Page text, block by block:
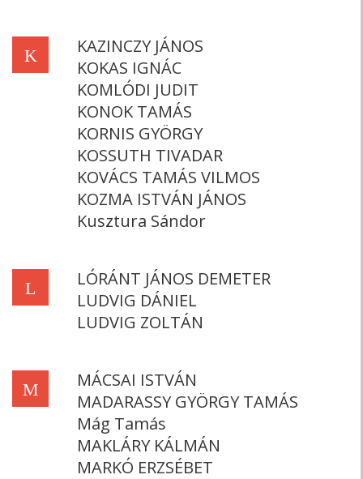
K
KAZINCZY JÁNOS
KOKAS IGNÁC
KOMLÓDI JUDIT
KONOK TAMÁS
KORNIS GYÖRGY
KOSSUTH TIVADAR
KOVÁCS TAMÁS VILMOS
KOZMA ISTVÁN JÁNOS
Kusztura Sándor
L
LÓRÁNT JÁNOS DEMETER
LUDVIG DÁNIEL
LUDVIG ZOLTÁN
M
MÁCSAI ISTVÁN
MADARASSY GYÖRGY TAMÁS
Mág Tamás
MAKLÁRY KÁLMÁN
MARKÓ ERZSÉBET